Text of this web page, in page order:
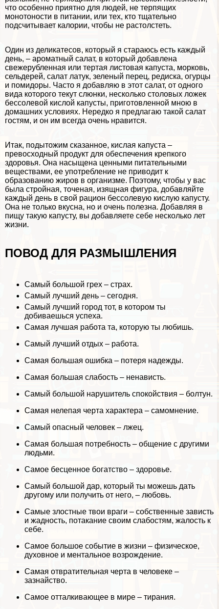
что особенно приятно для людей, не терпящих
монотоности в питании, или тех, кто тщательно
подсчитывает калории, чтобы не растолстеть.
Один из деликатесов, который я стараюсь есть каждый
день, – ароматный салат, в который добавлена
свежерубленная или тертая листовая капуста, морковь,
сельдерей, салат латук, зеленый перец, редиска, огурцы
и помидоры. Часто я добавляю в этот салат, от одного
вида которого текут слюнки, несколько столовых ложек
бессолевой кислой капусты, приготовленной мною в
домашних условиях. Нередко я предлагаю такой салат
гостям, и он им всегда очень нравится.
Итак, подытожим сказанное, кислая капуста –
превосходный продукт для обеспечения крепкого
здоровья. Она насыщена ценными питательными
веществами, ее употрeбление не приводит к
образованию жиров в организме. Поэтому, чтобы у вас
была стройная, точеная, изящная фигура, добавляйте
каждый день в свой рацион бессолевую кислую капусту.
Она не только вкусна, но и очень полезна. Добавляя в
пищу такую капусту, вы добавляете себе несколько лет
жизни.
ПОВОД ДЛЯ РАЗМЫШЛЕНИЯ
Самый большой грех – страх.
Самый лучший день – сегодня.
Самый лучший город тот, в котором ты
добиваешься успеха.
Самая лучшая работа та, которую ты любишь.
Самый лучший отдых – работа.
Самая большая ошибка – потеря надежды.
Самая большая слабость – ненависть.
Самый большой нарушитель спокойствия – болтун.
Самая нелепая черта хаpaктера – самомнение.
Самый опасный человек – лжец.
Самая большая потребность – общение с другими
людьми.
Самое бесценное богатство – здоровье.
Самый большой дар, который ты можешь дать
другому или получить от него, – любовь.
Самые злостные твои враги – собственные зависть
и жадность, потакание своим слабостям, жалость к
себе.
Самое большое событие в жизни – физическое,
духовное и ментальное возрождение.
Самая отвратительная черта в человеке –
зазнайство.
Самое отталкивающее в мире – тирания.